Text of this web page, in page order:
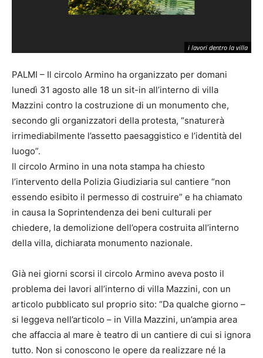
i lavori dentro la villa
PALMI – Il circolo Armino ha organizzato per domani
lunedì 31 agosto alle 18 un sit-in all’interno di villa
Mazzini contro la costruzione di un monumento che,
secondo gli organizzatori della protesta, “snaturerà
irrimediabilmente l’assetto paesaggistico e l’identità del
luogo”.
Il circolo Armino in una nota stampa ha chiesto
l’intervento della Polizia Giudiziaria sul cantiere “non
essendo esibito il permesso di costruire” e ha chiamato
in causa la Soprintendenza dei beni culturali per
chiedere, la demolizione dell’opera costruita all’interno
della villa, dichiarata monumento nazionale.
Già nei giorni scorsi il circolo Armino aveva posto il
problema dei lavori all’interno di villa Mazzini, con un
articolo pubblicato sul proprio sito: “Da qualche giorno –
si leggeva nell’articolo – in Villa Mazzini, un’ampia area
che affaccia al mare è teatro di un cantiere di cui si ignora
tutto. Non si conoscono le opere da realizzare né la